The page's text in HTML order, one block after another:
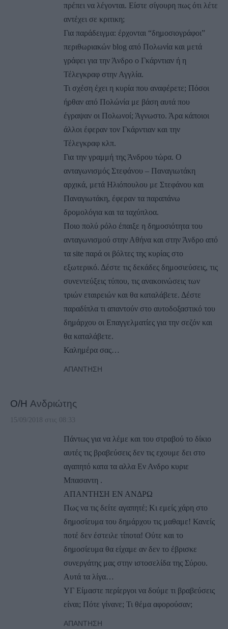
πρέπει να λέγονται. Είστε σίγουρη πως ότι λέτε
αντέχει σε κριτικη;
Για παράδειγμα: έρχονται “δημοσιογράφοι”
περιθωριακών blog από Πολωνία και μετά
γράφει για την Άνδρο ο Γκάρντιαν ή η
Τέλεγκραφ στην Αγγλία.
Τι σχέση έχει η κυρία που αναφέρετε; Πόσοι
ήρθαν από Πολώνία με βάση αυτά που
έγραψαν οι Πολωνοί; Άγνωστο. Άρα κάποιοι
άλλοι έφεραν τον Γκάρντιαν και την
Τέλεγκραφ κλπ.
Για την γραμμή της Άνδρου τώρα. Ο
ανταγωνισμός Στεφάνου – Παναγιωτάκη
αρχικά, μετά Ηλιόπουλου με Στεφάνου και
Παναγιωτάκη, έφεραν τα παραπάνω
δρομολόγια και τα ταχύπλοα.
Ποιο πολύ ρόλο έπαιξε η δημοσιότητα του
ανταγωνισμού στην Αθήνα και στην Άνδρο από
τα site παρά οι βόλτες της κυρίας στο
εξωτερικό. Δέστε τις δεκάδες δημοσιεύσεις, τις
συνεντεύξεις τύπου, τις ανακοινώσεις των
τριών εταιρειών και θα καταλάβετε. Δέστε
παραδίπλα τι απαντούν στο αυτοδοξαστικό του
δημάρχου οι Επαγγελματίες για την σεζόν και
θα καταλάβετε.
Καλημέρα σας…
ΑΠΆΝΤΗΣΗ
Ο/Η Ανδριώτης
15/09/2018 στις 08:33
Πάντως για να λέμε και του στραβού το δίκιο
αυτές τις βραβεύσεις δεν τις εχουμε δει στο
αγαπητό κατα τα αλλα Εν Ανδρο κυριε
Μπασαντη .
ΑΠΑΝΤΗΣΗ ΕΝ ΑΝΔΡΩ
Πως να τις δείτε αγαπητέ; Κι εμείς χάρη στο
δημοσίευμα του δημάρχου τις μαθαμε! Κανείς
ποτέ δεν έστειλε τίποτα! Ούτε και το
δημοσίευμα θα είχαμε αν δεν το έβρισκε
συνεργάτης μας στην ιστοσελίδα της Σύρου.
Αυτά τα λίγα…
ΥΓ Είμαστε περίεργοι να δούμε τι βραβεύσεις
είναι; Πότε γίνανε; Τι θέμα αφορούσαν;
ΑΠΆΝΤΗΣΗ